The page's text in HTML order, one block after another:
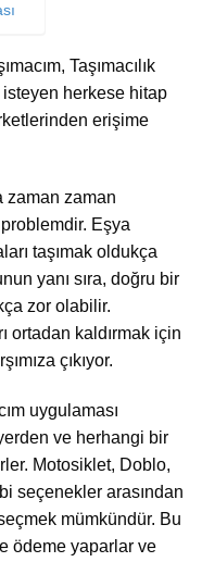
Taşımacılık
isteyen herkese hitap
erişime
zaman zaman
problemdir. Eşya
taşımak oldukça
yanı sıra, doğru bir
zor olabilir.
ortadan kaldırmak için
çıkıyor.
uygulaması
ve herhangi bir
Motosiklet, Doblo,
seçenekler arasından
mümkündür. Bu
ödeme yaparlar ve